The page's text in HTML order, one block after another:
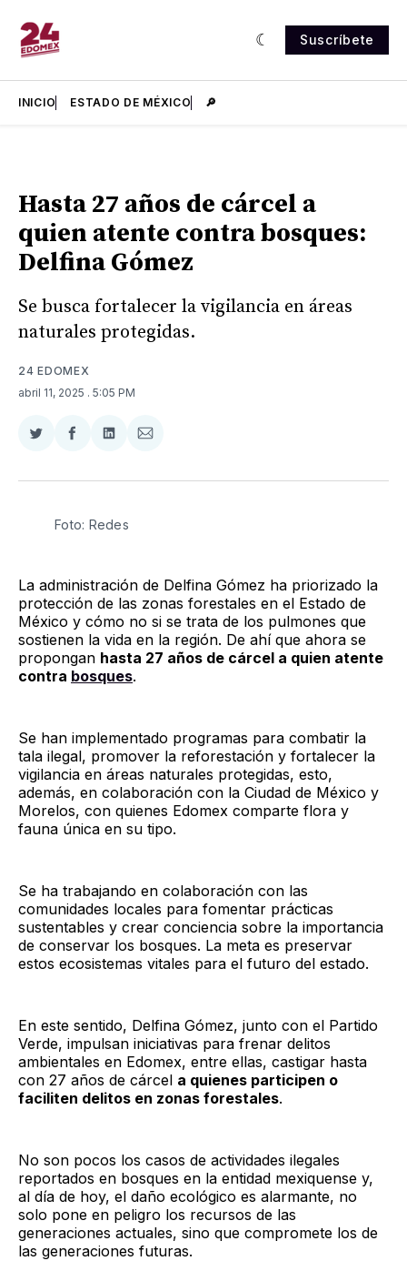
Suscríbete
INICIO ESTADO DE MÉXICO 🔎
Hasta 27 años de cárcel a
quien atente contra bosques:
Delfina Gómez
Se busca fortalecer la vigilancia en áreas
naturales protegidas.
24 EDOMEX
abril 11, 2025 . 5:05 PM
Compartir
Twitter
Compartir
Facebook
Compartir
LinkedIn
Compartir
Email
Foto: Redes
La administración de Delfina Gómez ha priorizado la
protección de las zonas forestales en el Estado de
México y cómo no si se trata de los pulmones que
sostienen la vida en la región. De ahí que ahora se
propongan hasta 27 años de cárcel a quien atente
contra bosques.
Se han implementado programas para combatir la
tala ilegal, promover la reforestación y fortalecer la
vigilancia en áreas naturales protegidas, esto,
además, en colaboración con la Ciudad de México y
Morelos, con quienes Edomex comparte flora y
fauna única en su tipo.
Se ha trabajando en colaboración con las
comunidades locales para fomentar prácticas
sustentables y crear conciencia sobre la importancia
de conservar los bosques. La meta es preservar
estos ecosistemas vitales para el futuro del estado.
En este sentido, Delfina Gómez, junto con el Partido
Verde, impulsan iniciativas para frenar delitos
ambientales en Edomex, entre ellas, castigar hasta
con 27 años de cárcel a quienes participen o
faciliten delitos en zonas forestales.
No son pocos los casos de actividades ilegales
reportados en bosques en la entidad mexiquense y,
al día de hoy, el daño ecológico es alarmante, no
solo pone en peligro los recursos de las
generaciones actuales, sino que compromete los de
las generaciones futuras.